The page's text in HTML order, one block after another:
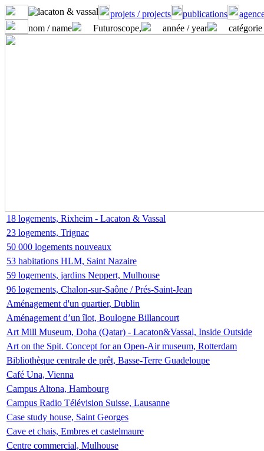
projets / projects publications
nom / name
Futuroscope, année / year
18 logements, Rixheim - Lacaton & Vassal
23 logements, Trignac
50 000 logements nouveaux
53 habitations HLM, Saint Nazaire
59 logements, jardins Neppert, Mulhouse
96 logements, Chalon-sur-Saône / Prés-Saint-Jean
Aménagement d'un quartier, Dublin
Aménagement d’un îlot, Boulogne Billancourt
Art Mill Museum, Doha (Qatar) - Lacaton&Vassal, Inside Outside
Art on the Spit. Concept for an Open-Air museum, Rotterdam
Bibliothèque centrale de prêt, Basse-Terre Guadeloupe
Café Una, Vienna
Campus Altona, Hambourg
Campus Radio Télévision Suisse, Lausanne
Case study house, Saint Georges
Cave et chais, Embres et castelmaure
Centre commercial, Mulhouse